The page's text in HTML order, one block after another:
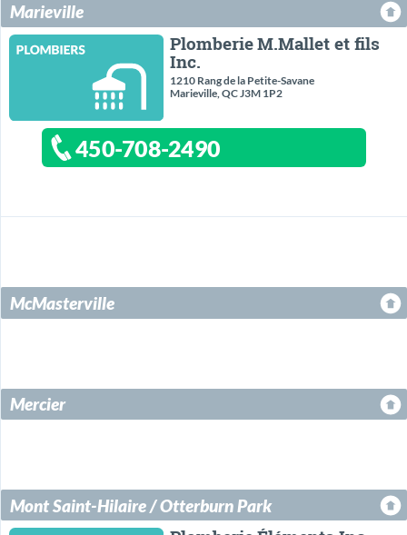
Marieville
Plomberie M.Mallet et fils
Inc.
1210 Rang de la Petite-Savane
Marieville, QC J3M 1P2
450-708-2490
McMasterville
Mercier
Mont Saint-Hilaire / Otterburn Park